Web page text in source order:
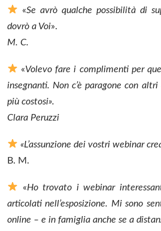
«Se avrò qualche possibilità di
dovrò a Voi».
M. C.
«Volevo fare i complimenti per
insegnanti. Non c’è paragone con
più costosi».
Clara Peruzzi
«L’assunzione dei vostri webinar
B. M.
«Ho trovato i webinar
articolati nell’esposizione. Mi sono
online – e in famiglia anche se a